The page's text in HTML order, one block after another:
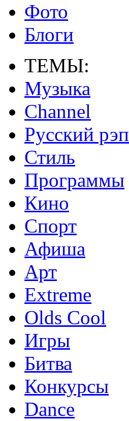
Фото
Блоги
ТЕМЫ:
Музыка
Channel
Русский рэп
Стиль
Программы
Кино
Спорт
Афиша
Арт
Extreme
Olds Cool
Игры
Битва
Конкурсы
Dance